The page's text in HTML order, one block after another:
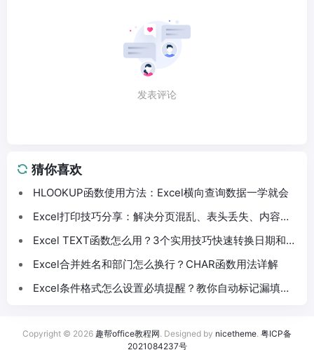
发表评论
猜你喜欢
HLOOKUP函数使用方法：Excel横向查询数据一学就会
Excel打印技巧分享：解决分页混乱、表头丢失、内容截
Excel TEXT函数怎么用？3个实用技巧快速转换日期和数
Excel合并姓名和部门怎么换行？CHAR函数用法详解
Excel条件格式怎么设置必填提醒？教你自动标记漏填数
Copyright © 2026 趣帮office教程网. Designed by nicetheme. 粤ICP备
2021084237号